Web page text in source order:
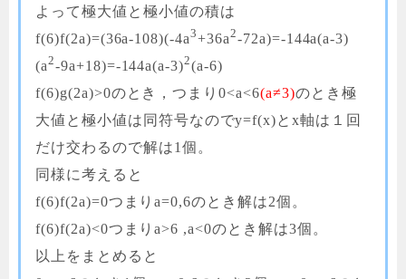
よって極大値と極小値の積は
f(6)f(2a)=(36a-108)(-4a3+36a2-72a)=-144a(a-3)
(a2-9a+18)=-144a(a-3)2(a-6)
f(6)g(2a)>0のとき，つまり0<a<6(a≠3)のとき極
大値と極小値は同符号なのでy=f(x)とx軸は１回
だけ交わるので解は1個。
同様に考えると
f(6)f(2a)=0つまりa=0,6のとき解は2個。
f(6)f(2a)<0つまりa>6 ,a<0のとき解は3個。
以上をまとめると